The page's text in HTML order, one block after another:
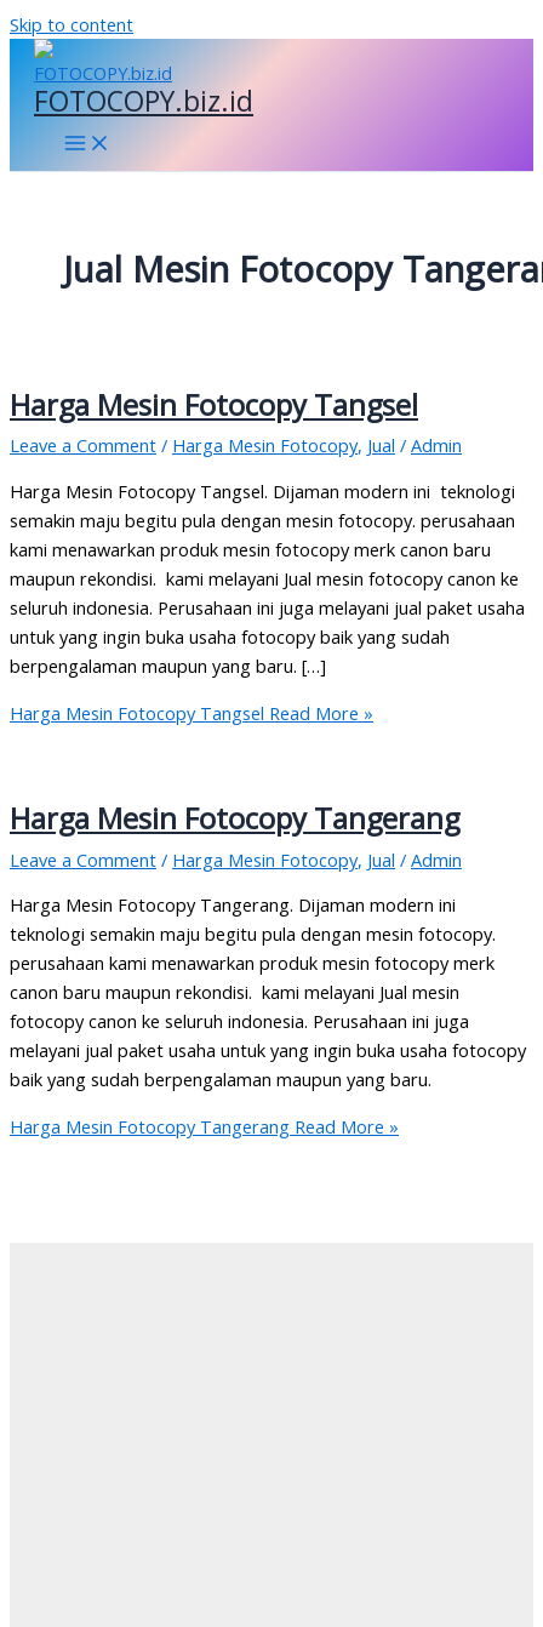
Skip to content
FOTOCOPY.biz.id
Jual Mesin Fotocopy
Harga Mesin Fotocopy Tangsel
Leave a Comment / Harga Mesin Fotocopy, Jual / Admin
Harga Mesin Fotocopy Tangsel. Dijaman modern ini teknologi
semakin maju begitu pula dengan mesin fotocopy. perusahaan
kami menawarkan produk mesin fotocopy merk canon baru
maupun rekondisi. kami melayani Jual mesin fotocopy canon ke
seluruh indonesia. Perusahaan ini juga melayani jual paket usaha
untuk yang ingin buka usaha fotocopy baik yang sudah
berpengalaman maupun yang baru. […]
Harga Mesin Fotocopy Tangsel Read More »
Harga Mesin Fotocopy Tangerang
Leave a Comment / Harga Mesin Fotocopy, Jual / Admin
Harga Mesin Fotocopy Tangerang. Dijaman modern ini
teknologi semakin maju begitu pula dengan mesin fotocopy.
perusahaan kami menawarkan produk mesin fotocopy merk
canon baru maupun rekondisi. kami melayani Jual mesin
fotocopy canon ke seluruh indonesia. Perusahaan ini juga
melayani jual paket usaha untuk yang ingin buka usaha fotocopy
baik yang sudah berpengalaman maupun yang baru.
Harga Mesin Fotocopy Tangerang Read More »